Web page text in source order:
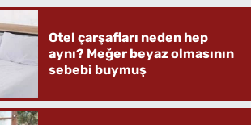
Otel çarşafları neden hep
aynı? Meğer beyaz olmasının
sebebi buymuş